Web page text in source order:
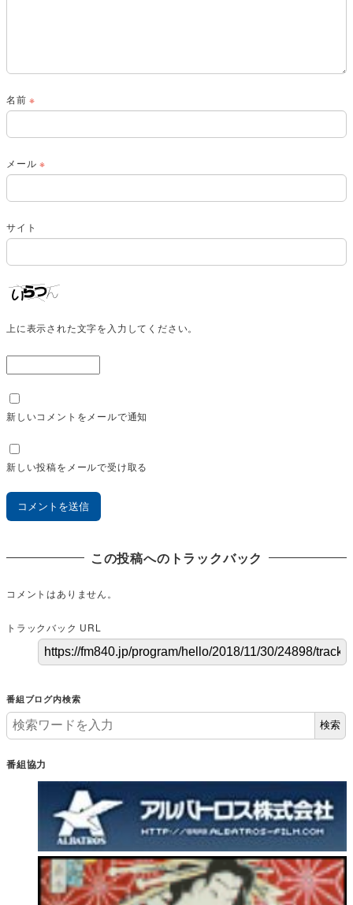
名前※
メール※
サイト
上に表示された文字を入力してください。
新しいコメントをメールで通知
新しい投稿をメールで受け取る
この投稿へのトラックバック
コメントはありません。
トラックバック URL
番組ブログ内検索
検索
番組協力